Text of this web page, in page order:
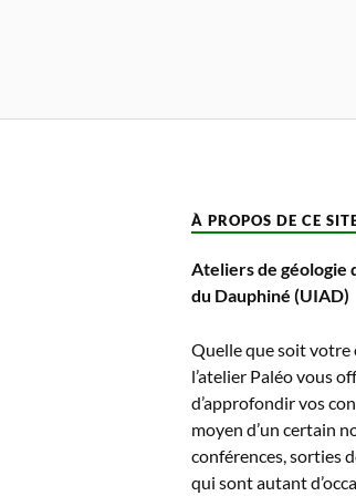
À PROPOS DE CE
Ateliers de géologie
du Dauphiné (UIAD)
Quelle que soit votre
l’atelier Paléo vous
d’approfondir vos
moyen d’un certain
conférences, sorties
qui sont autant